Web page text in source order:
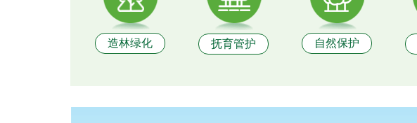
造林绿化 抚育管护 自然保护